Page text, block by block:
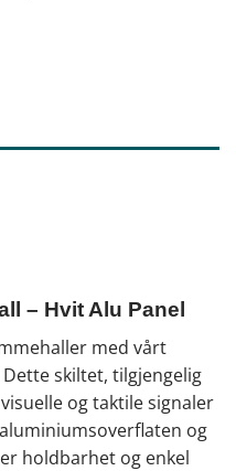
– Hvit Alu Panel
med vårt
skiltet, tilgjengelig
og taktile signaler
og
holdbarhet og enkel